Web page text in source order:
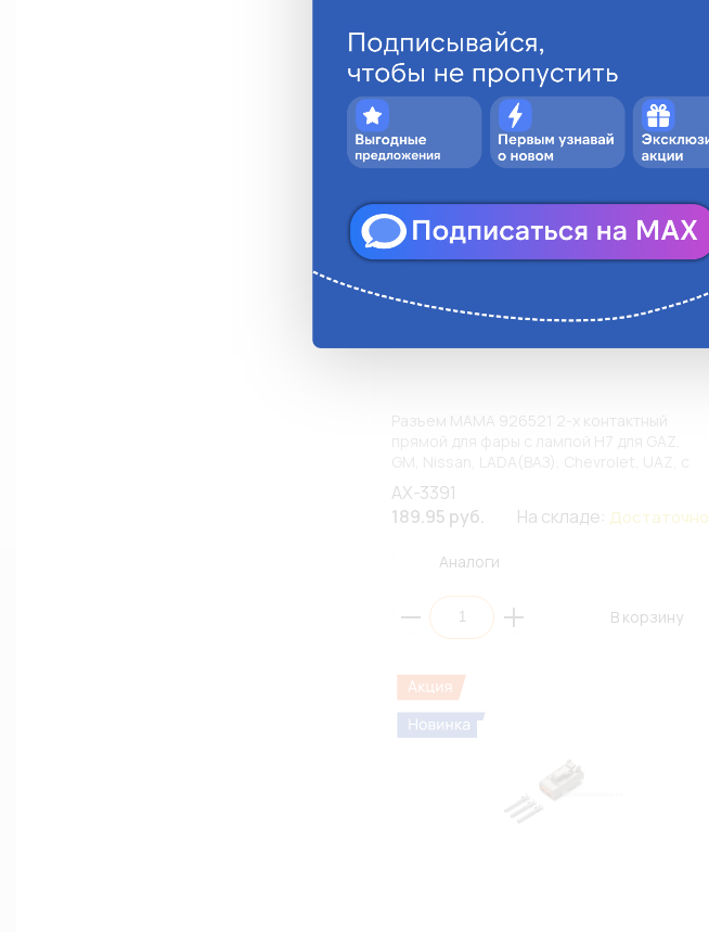
Аналоги
В корзину
Разъем МАМА 926521 2-х контактный
прямой для фары с лампой H7 для GAZ,
проводами AX-339-1 CARGEN (ПЭ1/20)
AX-3391
189.95 руб.
На складе: Достаточно
Аналоги
В корзину